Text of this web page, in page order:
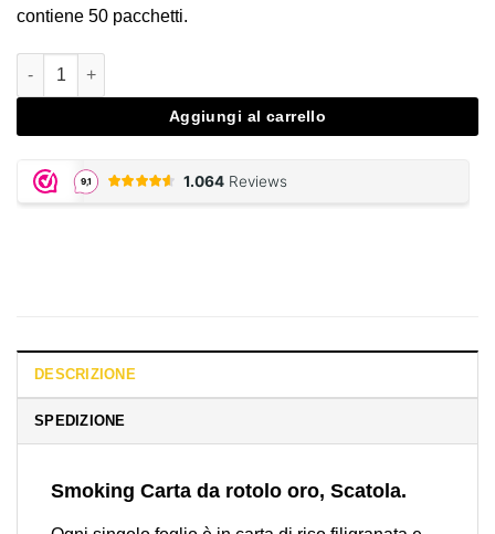
contiene 50 pacchetti.
Smoking Gold, Ultra Thin quantità
Aggiungi al carrello
DESCRIZIONE
SPEDIZIONE
Smoking Carta da rotolo oro, Scatola.